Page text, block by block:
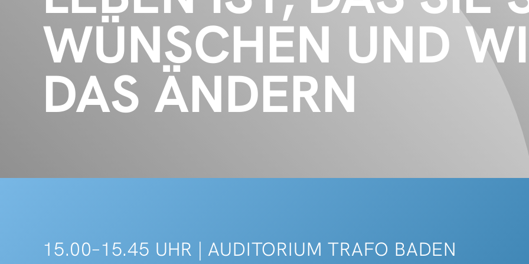
WÜNSCHEN UND
DAS ÄNDERN
15.00–15.45 UHR | AUDITORIUM TRAFO BADEN